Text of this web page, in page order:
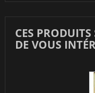
CES
DE VOUS